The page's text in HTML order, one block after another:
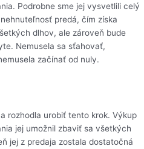
Podrobne sme jej vysvetlili celý
predá, čím získa
dlhov, ale zároveň bude
Nemusela sa sťahovať,
začínať od nuly.
rozhodla urobiť tento krok. Výkup
jej umožnil zbaviť sa všetkých
jej z predaja zostala dostatočná